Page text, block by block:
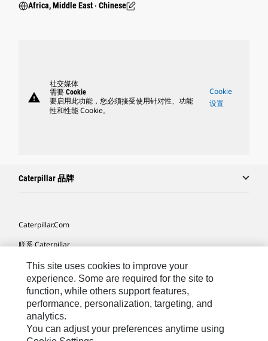
Africa, Middle East ‧ Chinese
warning
社交媒体
需要 Cookie
要启用此功能，您必须接受使用针对性、功能
性和性能 Cookie。
Cookie
设置
Caterpillar 品牌
Caterpillar.com
联系 Caterpillar
我的营销首选项
站点地图
Cookie Settings
法律
This site uses cookies to improve your
experience. Some are required for the site to
function, while others support features,
performance, personalization, targeting, and
analytics.
You can adjust your preferences anytime using